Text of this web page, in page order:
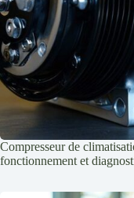
Compresseur de
fonctionnement et